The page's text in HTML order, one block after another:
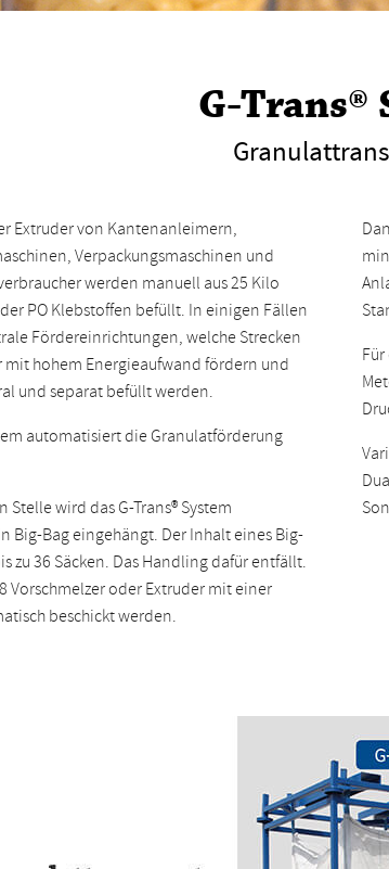
G-Trans®
Extruder von Kantenanleimern,
Verpackungsmaschinen und
werden manuell aus 25 Kilo
PO Klebstoffen befüllt. In einigen Fällen
Fördereinrichtungen, welche Strecken
mit hohem Energieaufwand fördern und
und separat befüllt werden.
automatisiert die Granulatförderung
Stelle wird das G-Trans® System
Big-Bag eingehängt. Der Inhalt eines Big-
zu 36 Säcken. Das Handling dafür entfällt.
Vorschmelzer oder Extruder mit einer
beschickt werden.